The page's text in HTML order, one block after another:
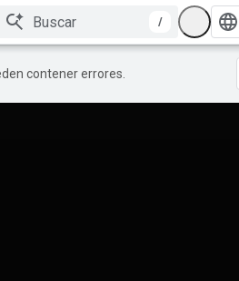
/
contener errores.